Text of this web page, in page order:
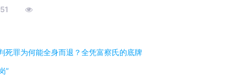
死罪为何能全身而退？全凭富察氏的底牌
”